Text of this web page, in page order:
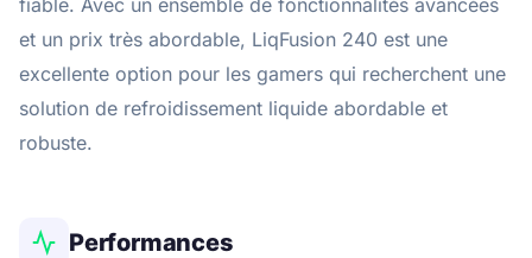
et un prix très abordable, LiqFusion 240 est une
excellente option pour les gamers qui recherchent une
solution de refroidissement liquide abordable et
robuste.
Performances